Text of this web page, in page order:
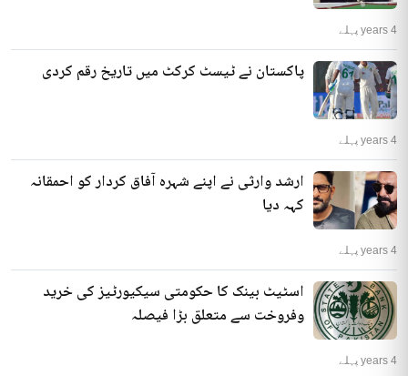
4 years پہلے
پاکستان نے ٹیسٹ کرکٹ میں تاریخ رقم کردی
4 years پہلے
ارشد وارثی نے اپنے شہرہ آفاق کردار کو احمقانہ
کہہ دیا
4 years پہلے
اسٹیٹ بینک کا حکومتی سیکیورٹیز کی خرید
وفروخت سے متعلق بڑا فیصلہ
4 years پہلے